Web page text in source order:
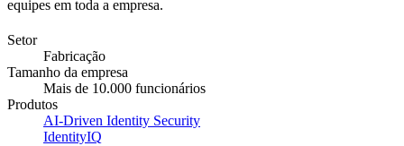
equipes em toda a empresa.
Setor
Fabricação
Tamanho da empresa
Mais de 10.000 funcionários
Produtos
AI-Driven Identity Security
IdentityIQ